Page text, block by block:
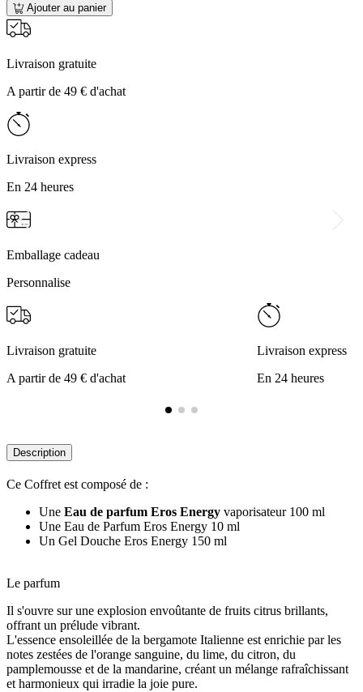
Ajouter au panier
Livraison gratuite
A partir de 49 € d'achat
Livraison express
En 24 heures
Emballage cadeau
Personnalise
Livraison gratuite
A partir de 49 € d'achat
Livraison express
En 24 heures
Description
Ce Coffret est composé de :
Une Eau de parfum Eros Energy vaporisateur 100 ml
Une Eau de Parfum Eros Energy 10 ml
Un Gel Douche Eros Energy 150 ml
Le parfum
Il s'ouvre sur une explosion envoûtante de fruits citrus brillants,
offrant un prélude vibrant.
L'essence ensoleillée de la bergamote Italienne est enrichie par les
notes zestées de l'orange sanguine, du lime, du citron, du
pamplemousse et de la mandarine, créant un mélange rafraîchissant
et harmonieux qui irradie la joie pure.